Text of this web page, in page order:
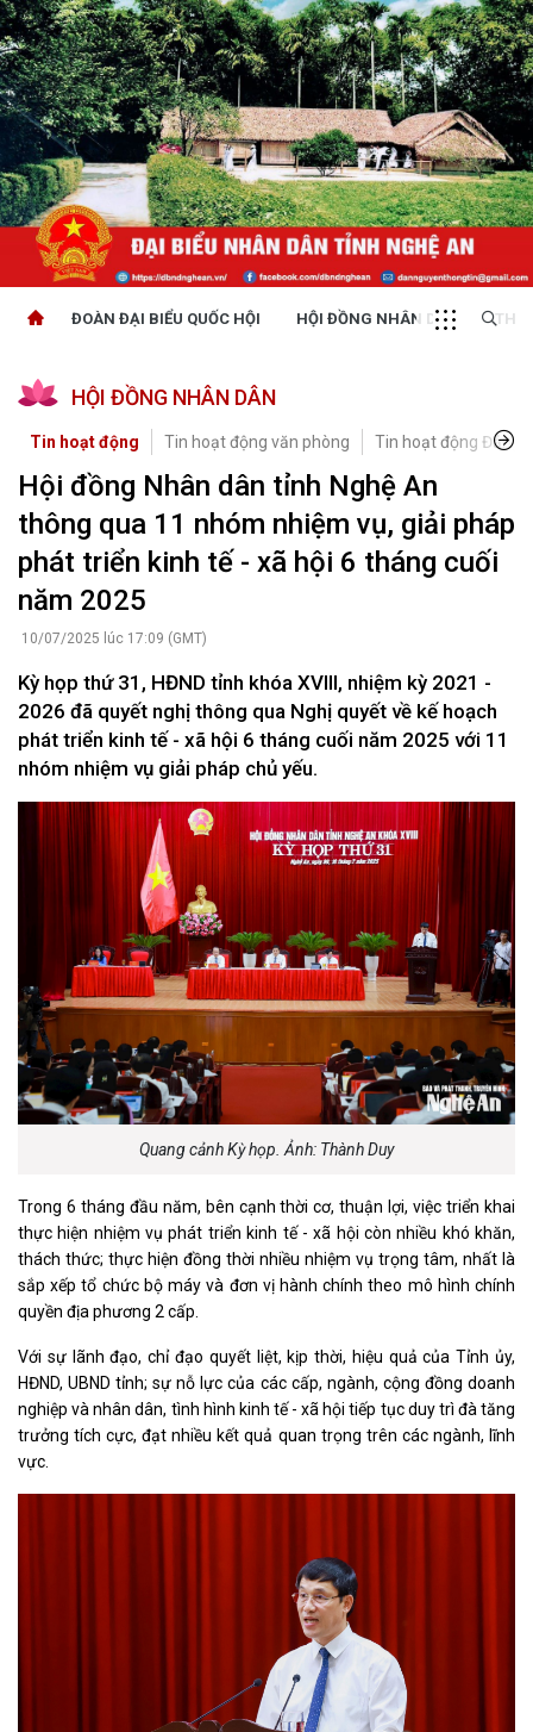
ĐOÀN ĐẠI BIỂU QUỐC HỘI HỘI ĐỒNG NHÂN DÂN
HỘI ĐỒNG NHÂN DÂN
Tin hoạt động Tin hoạt động văn phòng Tin hoạt động Đảng,
Hội đồng Nhân dân tỉnh Nghệ An
thông qua 11 nhóm nhiệm vụ, giải pháp
phát triển kinh tế - xã hội 6 tháng cuối
năm 2025
10/07/2025 lúc 17:09 (GMT)
Kỳ họp thứ 31, HĐND tỉnh khóa XVIII, nhiệm kỳ 2021 -
2026 đã quyết nghị thông qua Nghị quyết về kế hoạch
phát triển kinh tế - xã hội 6 tháng cuối năm 2025 với 11
nhóm nhiệm vụ giải pháp chủ yếu.
Quang cảnh Kỳ họp. Ảnh: Thành Duy
Trong 6 tháng đầu năm, bên cạnh thời cơ, thuận lợi, việc triển khai
thực hiện nhiệm vụ phát triển kinh tế - xã hội còn nhiều khó khăn,
thách thức; thực hiện đồng thời nhiều nhiệm vụ trọng tâm, nhất là
sắp xếp tổ chức bộ máy và đơn vị hành chính theo mô hình chính
quyền địa phương 2 cấp.
Với sự lãnh đạo, chỉ đạo quyết liệt, kịp thời, hiệu quả của Tỉnh ủy,
HĐND, UBND tỉnh; sự nỗ lực của các cấp, ngành, cộng đồng doanh
nghiệp và nhân dân, tình hình kinh tế - xã hội tiếp tục duy trì đà tăng
trưởng tích cực, đạt nhiều kết quả quan trọng trên các ngành, lĩnh
vực.